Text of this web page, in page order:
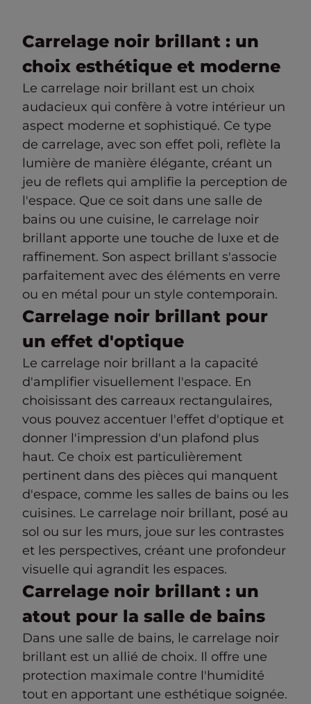
Carrelage noir brillant : un
choix esthétique et moderne
Le carrelage noir brillant est un choix
audacieux qui confère à votre intérieur un
aspect moderne et sophistiqué. Ce type
de carrelage, avec son effet poli, reflète la
lumière de manière élégante, créant un
jeu de reflets qui amplifie la perception de
l'espace. Que ce soit dans une salle de
bains ou une cuisine, le carrelage noir
brillant apporte une touche de luxe et de
raffinement. Son aspect brillant s'associe
parfaitement avec des éléments en verre
ou en métal pour un style contemporain.
Carrelage noir brillant pour
un effet d'optique
Le carrelage noir brillant a la capacité
d'amplifier visuellement l'espace. En
choisissant des carreaux rectangulaires,
vous pouvez accentuer l'effet d'optique et
donner l'impression d'un plafond plus
haut. Ce choix est particulièrement
pertinent dans des pièces qui manquent
d'espace, comme les salles de bains ou les
cuisines. Le carrelage noir brillant, posé au
sol ou sur les murs, joue sur les contrastes
et les perspectives, créant une profondeur
visuelle qui agrandit les espaces.
Carrelage noir brillant : un
atout pour la salle de bains
Dans une salle de bains, le carrelage noir
brillant est un allié de choix. Il offre une
protection maximale contre l'humidité
tout en apportant une esthétique soignée.